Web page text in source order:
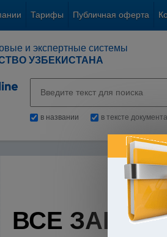
Тарифы Публичная оферта
и экспертные системы
УЗБЕКИСТАНА
в названии в тексте документа
ВСЕ